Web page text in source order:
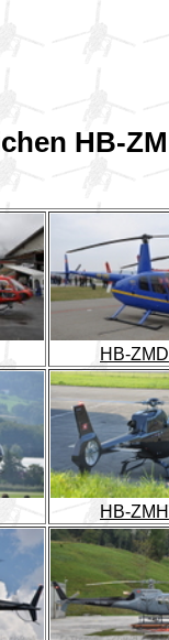
HB-ZM
HB-ZMD
HB-ZMH